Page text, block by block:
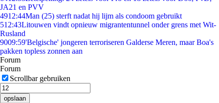
JA21 en PVV
4912:44Man (25) sterft nadat hij lijm als condoom gebruikt
512:43Litouwen vindt opnieuw migrantentunnel onder grens met Wit-
Rusland
9009:59'Belgische' jongeren terroriseren Galderse Meren, maar Boa's
pakken topless zonnen aan
Forum
Forum
Scrollbar gebruiken
opslaan